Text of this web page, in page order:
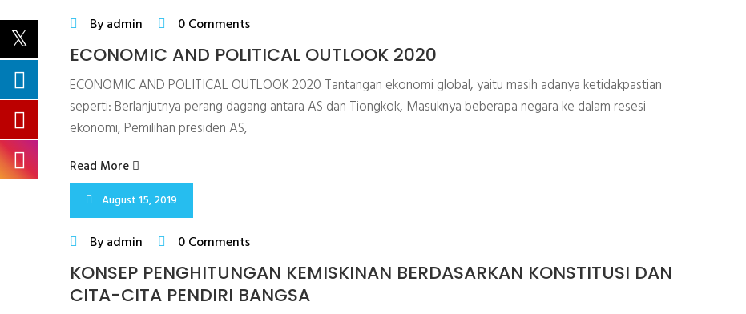
By admin 0 Comments
ECONOMIC AND POLITICAL OUTLOOK 2020
ECONOMIC AND POLITICAL OUTLOOK 2020 Tantangan ekonomi global, yaitu masih adanya ketidakpastian
seperti: Berlanjutnya perang dagang antara AS dan Tiongkok, Masuknya beberapa negara ke dalam resesi
ekonomi, Pemilihan presiden AS,
Read More
August 15, 2019
By admin 0 Comments
KONSEP PENGHITUNGAN KEMISKINAN BERDASARKAN KONSTITUSI DAN
CITA-CITA PENDIRI BANGSA